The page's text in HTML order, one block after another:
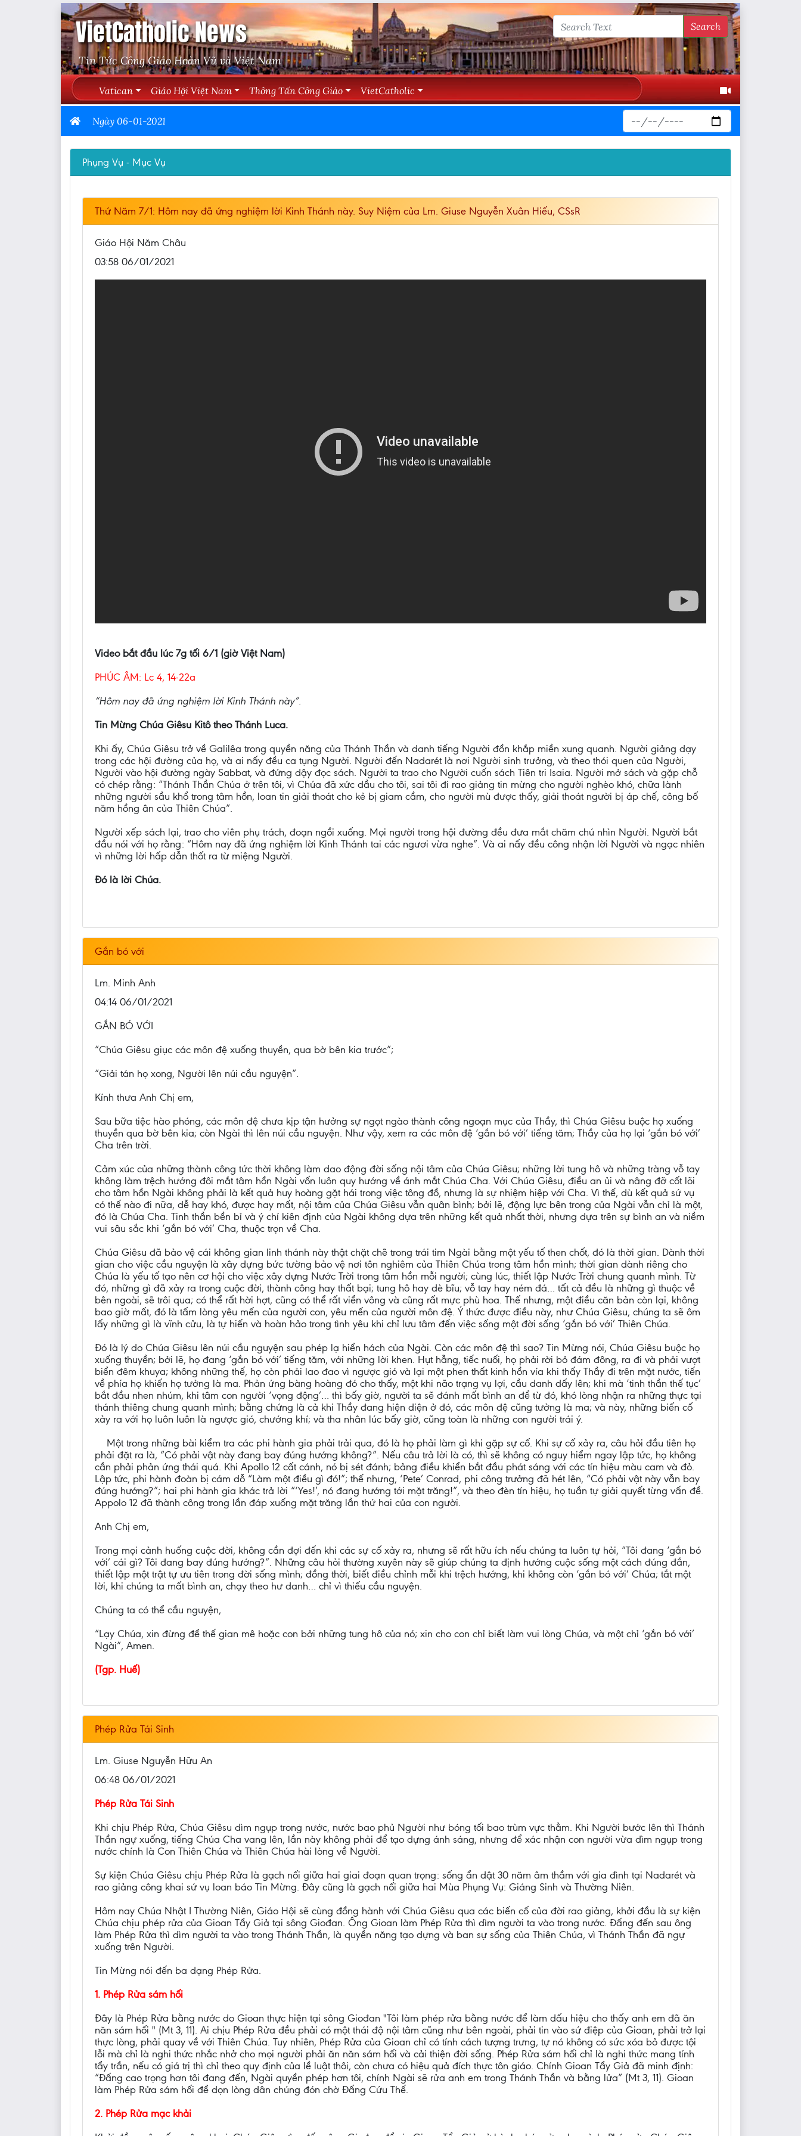
VietCatholic News
Tin Tức Công Giáo Hoàn Vũ và Việt Nam
Search
Vatican Giáo Hội Việt Nam Thông Tấn Công Giáo VietCatholic
Ngày 06-01-2021
Phụng Vụ - Mục Vụ
Thứ Năm 7/1: Hôm nay đã ứng nghiệm lời Kinh Thánh này. Suy Niệm của Lm. Giuse Nguyễn Xuân Hiếu, CSsR
Giáo Hội Năm Châu
03:58 06/01/2021
Video bắt đầu lúc 7g tối 6/1 (giờ Việt Nam)
PHÚC ÂM: Lc 4, 14-22a
“Hôm nay đã ứng nghiệm lời Kinh Thánh này”.
Tin Mừng Chúa Giêsu Kitô theo Thánh Luca.
Khi ấy, Chúa Giêsu trở về Galilêa trong quyền năng của Thánh Thần và danh tiếng Người đồn khắp miền xung quanh. Người giảng dạy
trong các hội đường của họ, và ai nấy đều ca tụng Người. Người đến Nadarét là nơi Người sinh trưởng, và theo thói quen của Người,
Người vào hội đường ngày Sabbat, và đứng dậy đọc sách. Người ta trao cho Người cuốn sách Tiên tri Isaia. Người mở sách và gặp chỗ
có chép rằng: “Thánh Thần Chúa ở trên tôi, vì Chúa đã xức dầu cho tôi, sai tôi đi rao giảng tin mừng cho người nghèo khó, chữa lành
những người sầu khổ trong tâm hồn, loan tin giải thoát cho kẻ bị giam cầm, cho người mù được thấy, giải thoát người bị áp chế, công bố
năm hồng ân của Thiên Chúa”.
Người xếp sách lại, trao cho viên phụ trách, đoạn ngồi xuống. Mọi người trong hội đường đều đưa mắt chăm chú nhìn Người. Người bắt
đầu nói với họ rằng: “Hôm nay đã ứng nghiệm lời Kinh Thánh tai các ngươi vừa nghe”. Và ai nấy đều công nhận lời Người và ngạc nhiên
vì những lời hấp dẫn thốt ra từ miệng Người.
Đó là lời Chúa.
Gắn bó với
Lm. Minh Anh
04:14 06/01/2021
GẮN BÓ VỚI
“Chúa Giêsu giục các môn đệ xuống thuyền, qua bờ bên kia trước”;
“Giải tán họ xong, Người lên núi cầu nguyện”.
Kính thưa Anh Chị em,
Sau bữa tiệc hào phóng, các môn đệ chưa kịp tận hưởng sự ngọt ngào thành công ngoạn mục của Thầy, thì Chúa Giêsu buộc họ xuống
thuyền qua bờ bên kia; còn Ngài thì lên núi cầu nguyện. Như vậy, xem ra các môn đệ ‘gắn bó với’ tiếng tăm; Thầy của họ lại ‘gắn bó với’
Cha trên trời.
Cảm xúc của những thành công tức thời không làm dao động đời sống nội tâm của Chúa Giêsu; những lời tung hô và những tràng vỗ tay
không làm trệch hướng đôi mắt tâm hồn Ngài vốn luôn quy hướng về ánh mắt Chúa Cha. Với Chúa Giêsu, điều an ủi và nâng đỡ cốt lõi
cho tâm hồn Ngài không phải là kết quả huy hoàng gặt hái trong việc tông đồ, nhưng là sự nhiệm hiệp với Cha. Vì thế, dù kết quả sứ vụ
có thế nào đi nữa, dễ hay khó, được hay mất, nội tâm của Chúa Giêsu vẫn quân bình; bởi lẽ, động lực bên trong của Ngài vẫn chỉ là một,
đó là Chúa Cha. Tinh thần bền bỉ và ý chí kiên định của Ngài không dựa trên những kết quả nhất thời, nhưng dựa trên sự bình an và niềm
vui sâu sắc khi ‘gắn bó với’ Cha, thuộc trọn về Cha.
Chúa Giêsu đã bảo vệ cái không gian linh thánh này thật chặt chẽ trong trái tim Ngài bằng một yếu tố then chốt, đó là thời gian. Dành thời
gian cho việc cầu nguyện là xây dựng bức tường bảo vệ nơi tôn nghiêm của Thiên Chúa trong tâm hồn mình; thời gian dành riêng cho
Chúa là yếu tố tạo nên cơ hội cho việc xây dựng Nước Trời trong tâm hồn mỗi người; cùng lúc, thiết lập Nước Trời chung quanh mình. Từ
đó, những gì đã xảy ra trong cuộc đời, thành công hay thất bại; tung hô hay dè bĩu; vỗ tay hay ném đá… tất cả đều là những gì thuộc về
bên ngoài, sẽ trôi qua; có thể rất hời hợt, cũng có thể rất viển vông và cũng rất mực phù hoa. Thế nhưng, một điều căn bản còn lại, không
bao giờ mất, đó là tấm lòng yêu mến của người con, yêu mến của người môn đệ. Ý thức được điều này, như Chúa Giêsu, chúng ta sẽ ôm
lấy những gì là vĩnh cửu, là tự hiến và hoàn hảo trong tình yêu khi chỉ lưu tâm đến việc sống một đời sống ‘gắn bó với’ Thiên Chúa.
Đó là lý do Chúa Giêsu lên núi cầu nguyện sau phép lạ hiển hách của Ngài. Còn các môn đệ thì sao? Tin Mừng nói, Chúa Giêsu buộc họ
xuống thuyền; bởi lẽ, họ đang ‘gắn bó với’ tiếng tăm, với những lời khen. Hụt hẫng, tiếc nuối, họ phải rời bỏ đám đông, ra đi và phải vượt
biển đêm khuya; không những thế, họ còn phải lao đao vì ngược gió và lại một phen thất kinh hồn vía khi thấy Thầy đi trên mặt nước, tiến
về phía họ khiến họ tưởng là ma. Phản ứng bàng hoàng đó cho thấy, một khi não trạng vụ lợi, cầu danh dấy lên; khi mà ‘tinh thần thế tục’
bắt đầu nhen nhúm, khi tâm con người ‘vọng động’… thì bấy giờ, người ta sẽ đánh mất bình an để từ đó, khó lòng nhận ra những thực tại
thánh thiêng chung quanh mình; bằng chứng là cả khi Thầy đang hiện diện ở đó, các môn đệ cũng tưởng là ma; và này, những biến cố
xảy ra với họ luôn luôn là ngược gió, chướng khí; và tha nhân lúc bấy giờ, cũng toàn là những con người trái ý.
Một trong những bài kiểm tra các phi hành gia phải trải qua, đó là họ phải làm gì khi gặp sự cố. Khi sự cố xảy ra, câu hỏi đầu tiên họ
phải đặt ra là, “Có phải vật này đang bay đúng hướng không?”. Nếu câu trả lời là có, thì sẽ không có nguy hiểm ngay lập tức, họ không
cần phải phản ứng thái quá. Khi Apollo 12 cất cánh, nó bị sét đánh; bảng điều khiển bắt đầu phát sáng với các tín hiệu màu cam và đỏ.
Lập tức, phi hành đoàn bị cám dỗ “Làm một điều gì đó!”; thế nhưng, ‘Pete’ Conrad, phi công trưởng đã hét lên, “Có phải vật này vẫn bay
đúng hướng?”; hai phi hành gia khác trả lời “‘Yes!’, nó đang hướng tới mặt trăng!”, và theo đèn tín hiệu, họ tuần tự giải quyết từng vấn đề.
Appolo 12 đã thành công trong lần đáp xuống mặt trăng lần thứ hai của con người.
Anh Chị em,
Trong mọi cảnh huống cuộc đời, không cần đợi đến khi các sự cố xảy ra, nhưng sẽ rất hữu ích nếu chúng ta luôn tự hỏi, “Tôi đang ‘gắn bó
với’ cái gì? Tôi đang bay đúng hướng?”. Những câu hỏi thường xuyên này sẽ giúp chúng ta định hướng cuộc sống một cách đúng đắn,
thiết lập một trật tự ưu tiên trong đời sống mình; đồng thời, biết điều chỉnh mỗi khi trệch hướng, khi không còn ‘gắn bó với’ Chúa; tắt một
lời, khi chúng ta mất bình an, chạy theo hư danh… chỉ vì thiếu cầu nguyện.
Chúng ta có thể cầu nguyện,
“Lạy Chúa, xin đừng để thế gian mê hoặc con bởi những tung hô của nó; xin cho con chỉ biết làm vui lòng Chúa, và một chỉ ‘gắn bó với’
Ngài”, Amen.
(Tgp. Huế)
Phép Rửa Tái Sinh
Lm. Giuse Nguyễn Hữu An
06:48 06/01/2021
Phép Rửa Tái Sinh
Khi chịu Phép Rửa, Chúa Giêsu dìm ngụp trong nước, nước bao phủ Người như bóng tối bao trùm vực thẳm. Khi Người bước lên thì Thánh
Thần ngự xuống, tiếng Chúa Cha vang lên, lần này không phải để tạo dựng ánh sáng, nhưng để xác nhận con người vừa dìm ngụp trong
nước chính là Con Thiên Chúa và Thiên Chúa hài lòng về Người.
Sự kiện Chúa Giêsu chịu Phép Rửa là gạch nối giữa hai giai đoạn quan trọng: sống ẩn dật 30 năm âm thầm với gia đình tại Nadarét và
rao giảng công khai sứ vụ loan báo Tin Mừng. Đây cũng là gạch nối giữa hai Mùa Phụng Vụ: Giáng Sinh và Thường Niên.
Hôm nay Chúa Nhật I Thường Niên, Giáo Hội sẽ cùng đồng hành với Chúa Giêsu qua các biến cố của đời rao giảng, khởi đầu là sự kiện
Chúa chịu phép rửa của Gioan Tẩy Giả tại sông Giođan. Ông Gioan làm Phép Rửa thì dìm người ta vào trong nước. Đấng đến sau ông
làm Phép Rửa thì dìm người ta vào trong Thánh Thần, là quyền năng tạo dựng và ban sự sống của Thiên Chúa, vì Thánh Thần đã ngự
xuống trên Người.
Tin Mừng nói đến ba dạng Phép Rửa.
1. Phép Rửa sám hối
Đây là Phép Rửa bằng nước do Gioan thực hiện tại sông Giođan "Tôi làm phép rửa bằng nước để làm dấu hiệu cho thấy anh em đã ăn
năn sám hối " (Mt 3, 11). Ai chịu Phép Rửa đều phải có một thái độ nội tâm cũng như bên ngoài, phải tin vào sứ điệp của Gioan, phải trở lại
thực lòng, phải quay về với Thiên Chúa. Tuy nhiên, Phép Rửa của Gioan chỉ có tính cách tượng trưng, tự nó không có sức xóa bỏ được tội
lỗi mà chỉ là nghi thức nhắc nhở cho mọi người phải ăn năn sám hối và cải thiện đời sống. Phép Rửa sám hối chỉ là nghi thức mang tính
tẩy trần, nếu có giá trị thì chỉ theo quy định của lề luật thôi, còn chưa có hiệu quả đích thực tôn giáo. Chính Gioan Tẩy Giả đã minh định:
“Đấng cao trọng hơn tôi đang đến, Ngài quyền phép hơn tôi, chính Ngài sẽ rửa anh em trong Thánh Thần và bằng lửa” (Mt 3, 11). Gioan
làm Phép Rửa sám hối để dọn lòng dân chúng đón chờ Đấng Cứu Thế.
2. Phép Rửa mạc khải